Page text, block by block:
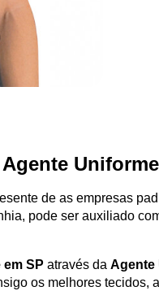
de as empresas
pode ser auxiliado
SP através da Agente
os melhores tecidos,